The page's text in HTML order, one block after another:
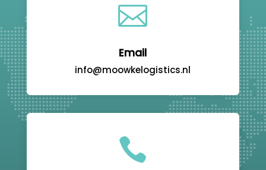

Email
info@moowkelogistics.nl
